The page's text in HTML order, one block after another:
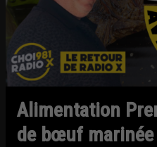
Alimentation
de bœuf